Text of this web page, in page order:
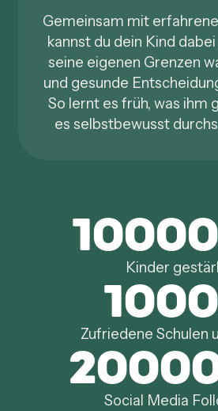
Gemeinsam mit
kannst du dein Kind
seine eigenen Grenzen
und gesunde
So lernt es früh, was ihm
es selbstbewusst
Kinder
1000
Zufriedene Schulen
Social Media